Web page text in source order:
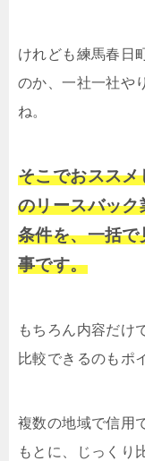
けれども練馬春日
のか、一社一社や
ね。
そこでおスス
のリースバッ
条件を、一括
事です。
もちろん内容だけ
比較できるのもポ
複数の地域で信用
もとに、じっくり